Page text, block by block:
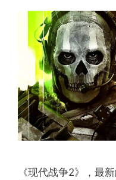
《现代战争2》，最